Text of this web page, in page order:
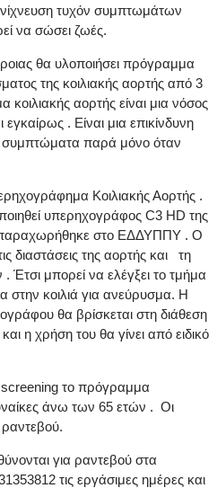
τυχόν συμπτωμάτων
να σώσει ζωές.
θα υλοποιήσει πρόγραμμα
της κοιλιακής αορτής από 3
αορτής είναι μια νόσος
. Είναι μια επικίνδυνη
συμπτώματα παρά μόνο όταν
Κοιλιακής Αορτής .
υπερηχογράφος C3 HD της
παραχωρήθηκε στο ΕΔΔΥΠΠΥ . Ο
διαστάσεις της αορτής και τη
Έτσι μπορεί να ελέγξει το τμήμα
στην κοιλιά για ανεύρυσμα. Η
θα βρίσκεται στη διάθεση
η χρήση του θα γίνει από ειδικό
το πρόγραμμα
άνω των 65 ετών . Οι
ραντεβού.
για ραντεβού στα
τις εργάσιμες ημέρες και